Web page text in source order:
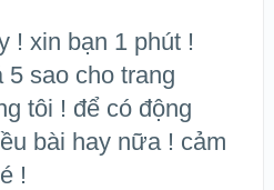
! xin bạn 1 phút !
5 sao cho trang
tôi ! để có động
bài hay nữa ! cảm
!